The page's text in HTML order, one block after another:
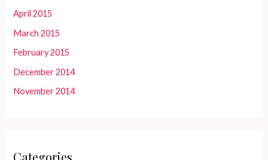
April 2015
March 2015
February 2015
December 2014
November 2014
Categories